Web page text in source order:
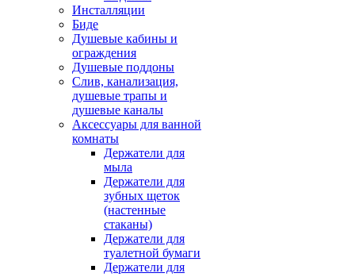
Инсталляции
Биде
Душевые кабины и
ограждения
Душевые поддоны
Слив, канализация,
душевые трапы и
душевые каналы
Аксессуары для ванной
комнаты
Держатели для
мыла
Держатели для
зубных щеток
(настенные
стаканы)
Держатели для
туалетной бумаги
Держатели для